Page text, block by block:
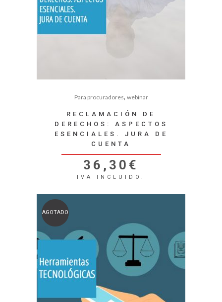
Para procuradores, webinar
RECLAMACIÓN DE
DERECHOS: ASPECTOS
ESENCIALES. JURA DE
CUENTA
36,30 €
IVA INCLUIDO.
AGOTADO